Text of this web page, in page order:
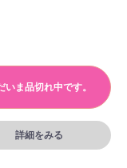
いま品切れ中です。
詳細をみる